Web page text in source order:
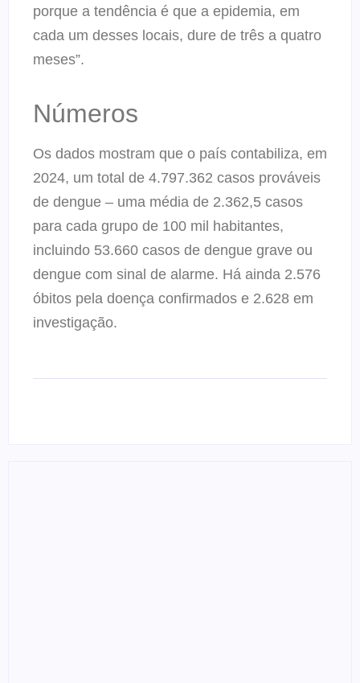
porque a tendência é que a epidemia, em
cada um desses locais, dure de três a quatro
meses”.
Números
Os dados mostram que o país contabiliza, em
2024, um total de 4.797.362 casos prováveis
de dengue – uma média de 2.362,5 casos
para cada grupo de 100 mil habitantes,
incluindo 53.660 casos de dengue grave ou
dengue com sinal de alarme. Há ainda 2.576
óbitos pela doença confirmados e 2.628 em
investigação.